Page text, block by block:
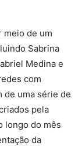
meio de um
Sabrina
Medina e
com
de uma série de
pela
longo do mês
da